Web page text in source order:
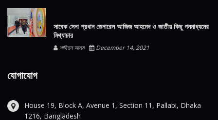
সাবেক সেনা প্রধান জেনারেল আজিজ আহমেদ ও জাতীয় কিছু গনমাধ্যমের
মিথ্যাচার
শাহিদুন আলম December 14, 2021
যোগাযোগ
House 19, Block A, Avenue 1, Section 11, Pallabi, Dhaka
1216, Bangladesh